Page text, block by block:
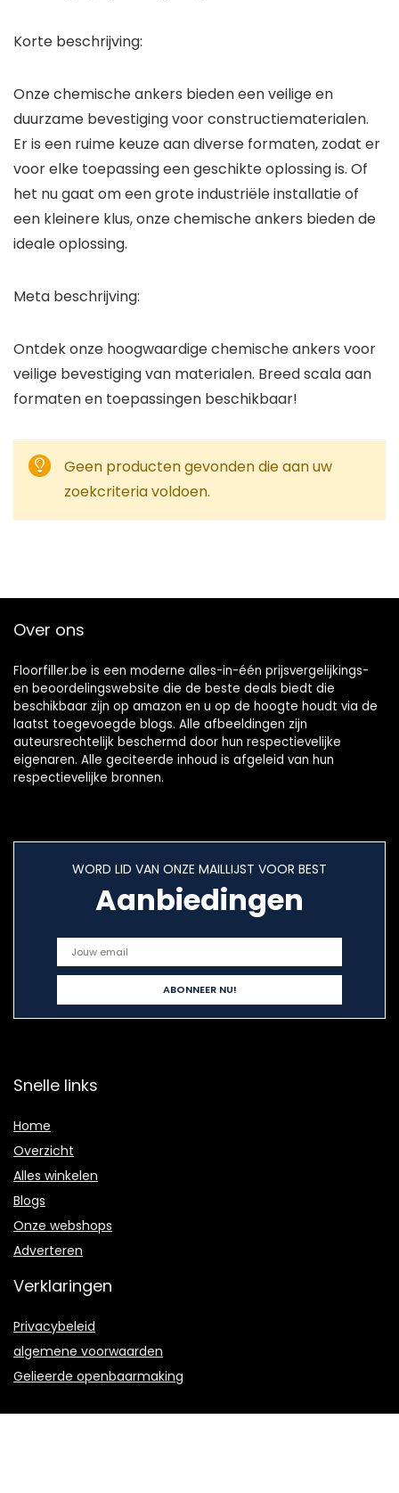
Korte beschrijving:
Onze chemische ankers bieden een veilige en
duurzame bevestiging voor constructiematerialen.
Er is een ruime keuze aan diverse formaten, zodat er
voor elke toepassing een geschikte oplossing is. Of
het nu gaat om een grote industriële installatie of
een kleinere klus, onze chemische ankers bieden de
ideale oplossing.
Meta beschrijving:
Ontdek onze hoogwaardige chemische ankers voor
veilige bevestiging van materialen. Breed scala aan
formaten en toepassingen beschikbaar!
Geen producten gevonden die aan uw
zoekcriteria voldoen.
Over ons
Floorfiller.be is een moderne alles-in-één prijsvergelijkings-
en beoordelingswebsite die de beste deals biedt die
beschikbaar zijn op amazon en u op de hoogte houdt via de
laatst toegevoegde blogs. Alle afbeeldingen zijn
auteursrechtelijk beschermd door hun respectievelijke
eigenaren. Alle geciteerde inhoud is afgeleid van hun
respectievelijke bronnen.
WORD LID VAN ONZE MAILLIJST VOOR BEST
Aanbiedingen
Snelle links
Home
Overzicht
Alles winkelen
Blogs
Onze webshops
Adverteren
Verklaringen
Privacybeleid
algemene voorwaarden
Gelieerde openbaarmaking